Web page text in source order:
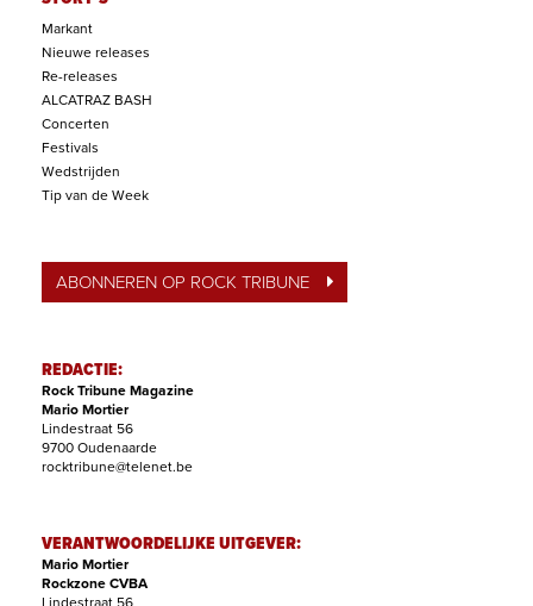
Markant
Nieuwe releases
Re-releases
ALCATRAZ BASH
Concerten
Festivals
Wedstrijden
Tip van de Week
ABONNEREN OP ROCK TRIBUNE
REDACTIE:
Rock Tribune Magazine
Mario Mortier
Lindestraat 56
9700 Oudenaarde
rocktribune@telenet.be
VERANTWOORDELIJKE UITGEVER:
Mario Mortier
Rockzone CVBA
Lindestraat 56